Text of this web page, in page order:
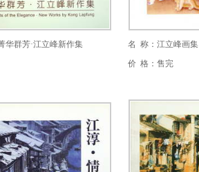
华群芳·江立峰新作集
名 称：江立峰画集
价 格：售完